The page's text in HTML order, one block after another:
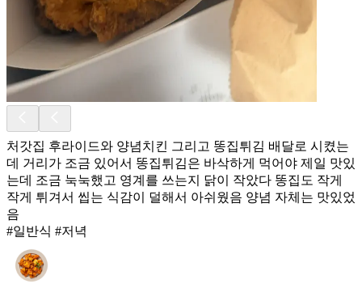
처갓집 후라이드와 양념치킨 그리고 똥집튀김 배달로 시켰는
데 거리가 조금 있어서 똥집튀김은 바삭하게 먹어야 제일 맛있
는데 조금 눅눅했고 영계를 쓰는지 닭이 작았다 똥집도 작게
작게 튀겨서 씹는 식감이 덜해서 아쉬웠음 양념 자체는 맛있었
음
#일반식 #저녁